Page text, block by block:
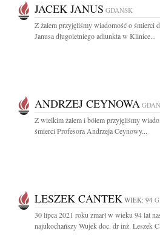
JACEK JANUS GDAŃSK
Z żalem przyjęliśmy wiadomość o śmierci
Janusa długoletniego adiunkta w Klinice...
ANDRZEJ CEYNOWA
Z wielkim żalem i bólem przyjęliśmy
śmierci Profesora Andrzeja Ceynowy...
LESZEK CANTEK WIEK: 94
30 lipca 2021 roku zmarł w wieku 94 lat
najukochańszy Wujek doc. dr inż. Leszek